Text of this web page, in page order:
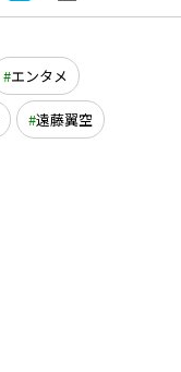
エンタメ
遠藤翼空